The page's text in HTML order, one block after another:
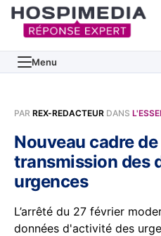
Menu
PAR REX-REDACTEUR DANS
Nouveau cadre
transmission des
urgences
L’arrêté du 27 février
données d'activité des